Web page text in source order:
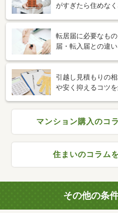
がすぎたら住めなく
転居届に必要なも
届・転入届との違
引越し見積もりの
や安く抑えるコツ
マンション購入のコ
住まいのコラム
その他の条